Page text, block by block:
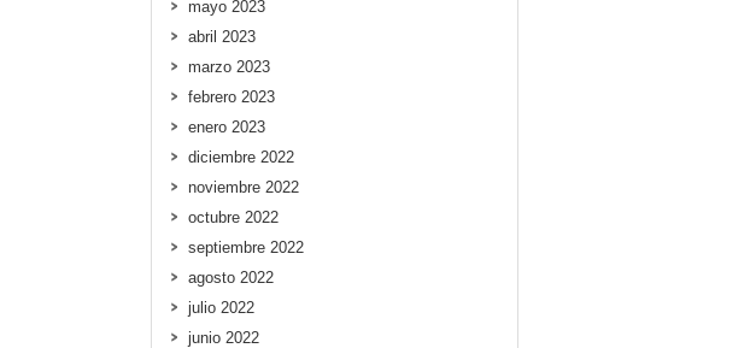
mayo 2023
abril 2023
marzo 2023
febrero 2023
enero 2023
diciembre 2022
noviembre 2022
octubre 2022
septiembre 2022
agosto 2022
julio 2022
junio 2022